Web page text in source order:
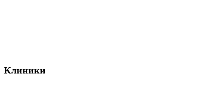
Клиники